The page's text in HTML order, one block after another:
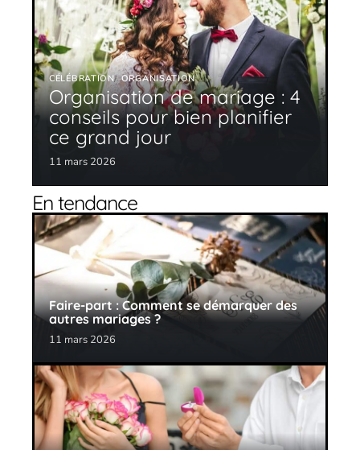
CÉLÉBRATION ORGANISATION
Organisation de mariage : 4
conseils pour bien planifier
ce grand jour
11 mars 2026
En tendance
Faire-part : Comment se démarquer des
autres mariages ?
11 mars 2026